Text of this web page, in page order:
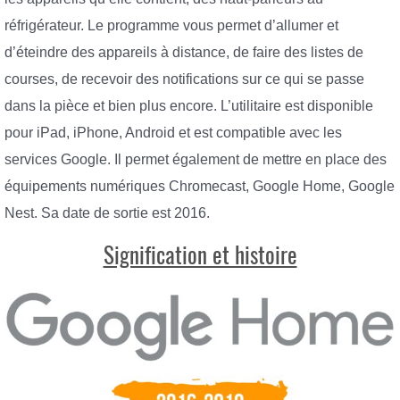
réfrigérateur. Le programme vous permet d’allumer et
d’éteindre des appareils à distance, de faire des listes de
courses, de recevoir des notifications sur ce qui se passe
dans la pièce et bien plus encore. L’utilitaire est disponible
pour iPad, iPhone, Android et est compatible avec les
services Google. Il permet également de mettre en place des
équipements numériques Chromecast, Google Home, Google
Nest. Sa date de sortie est 2016.
Signification et histoire